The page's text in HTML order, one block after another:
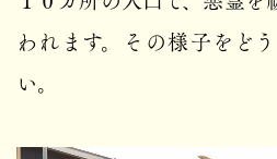
われます。その様子をど
い。